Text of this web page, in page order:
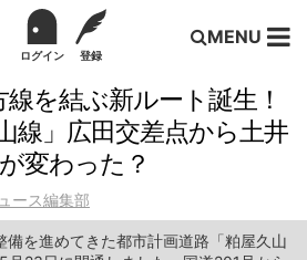
ログイン 登録
MENU
を結ぶ新ルート誕生！
線」広田交差点から土井
変わった？
ース編集部
備を進めてきた都市計画道路「粕屋久山